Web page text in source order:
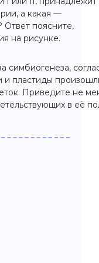
а какая —
поясните,
на рисунке.
симбиогенеза,
и пластиды
Приведите не
в её